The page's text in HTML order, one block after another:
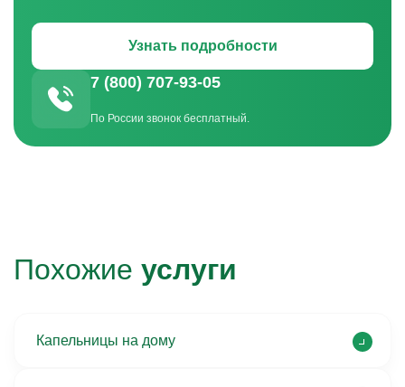
Узнать подробности
7 (800) 707-93-05
По России звонок бесплатный.
Похожие услуги
Капельницы на дому